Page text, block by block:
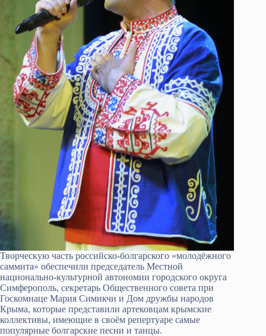
Творческую часть российско-болгарского «молодёжного
саммита» обеспечили председатель Местной
национально-культурной автономии городского округа
Симферополь, секретарь Общественного совета при
Госкомнаце Мария Симикчи и Дом дружбы народов
Крыма, которые представили артековцам крымские
коллективы, имеющие в своём репертуаре самые
популярные болгарские песни и танцы.